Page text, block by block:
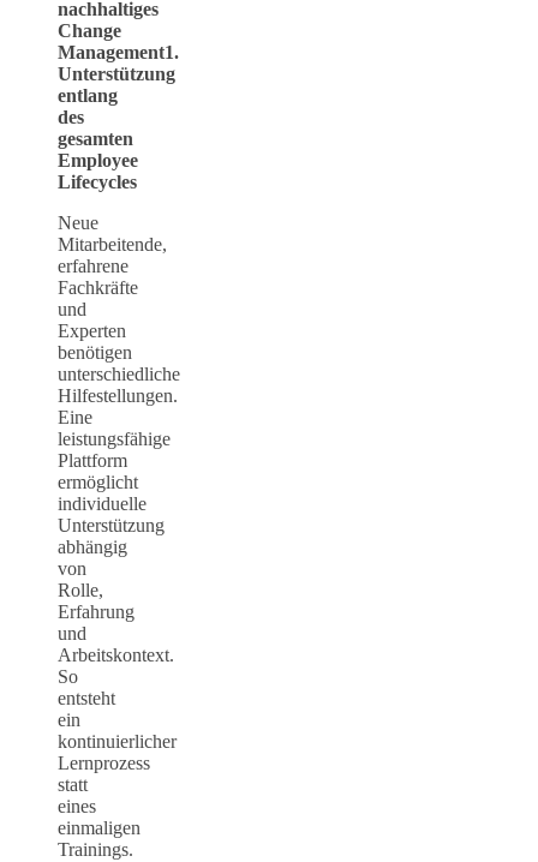
nachhaltiges
Change
Management1.
Unterstützung
entlang
des
gesamten
Employee
Lifecycles
Neue
Mitarbeitende,
erfahrene
Fachkräfte
und
Experten
benötigen
unterschiedliche
Hilfestellungen.
Eine
leistungsfähige
Plattform
ermöglicht
individuelle
Unterstützung
abhängig
von
Rolle,
Erfahrung
und
Arbeitskontext.
So
entsteht
ein
kontinuierlicher
Lernprozess
statt
eines
einmaligen
Trainings.